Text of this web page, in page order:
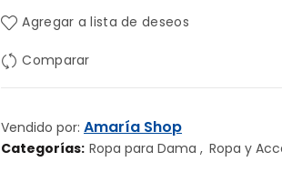
era:
Bs. 13.576.
es:
Agregar a lista de deseos
Comparar
Vendido por: Amaría Shop
Categorías: Ropa para Dama , Ropa y